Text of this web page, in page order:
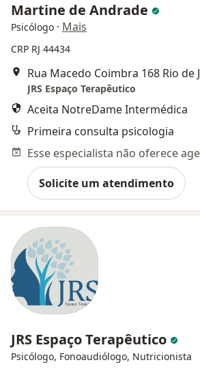
Martine de Andrade
Psicólogo · Mais
CRP RJ 44434
JRS Espaço Terapêutico
Aceita NotreDame Intermédica
Primeira consulta psicologia
Solicite um atendimento
JRS Espaço Terapêutico
Psicólogo, Fonoaudiólogo, Nutricionista